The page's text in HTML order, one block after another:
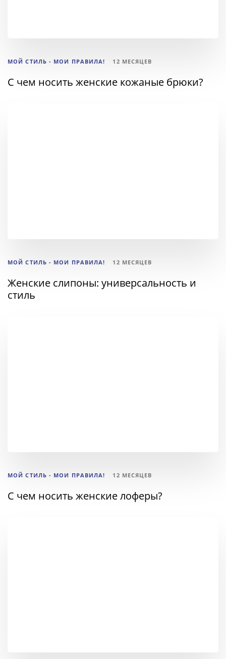
МОЙ СТИЛЬ - МОИ ПРАВИЛА! 12 МЕСЯЦЕВ
С чем носить женские кожаные брюки?
МОЙ СТИЛЬ - МОИ ПРАВИЛА! 12 МЕСЯЦЕВ
Женские слипоны: универсальность и
стиль
МОЙ СТИЛЬ - МОИ ПРАВИЛА! 12 МЕСЯЦЕВ
С чем носить женские лоферы?